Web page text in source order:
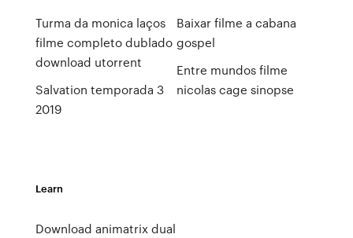
Turma da monica laços
filme completo dublado
download utorrent
Salvation temporada 3
2019
Baixar filme a cabana
gospel
Entre mundos filme
nicolas cage sinopse
Learn
Download animatrix dual